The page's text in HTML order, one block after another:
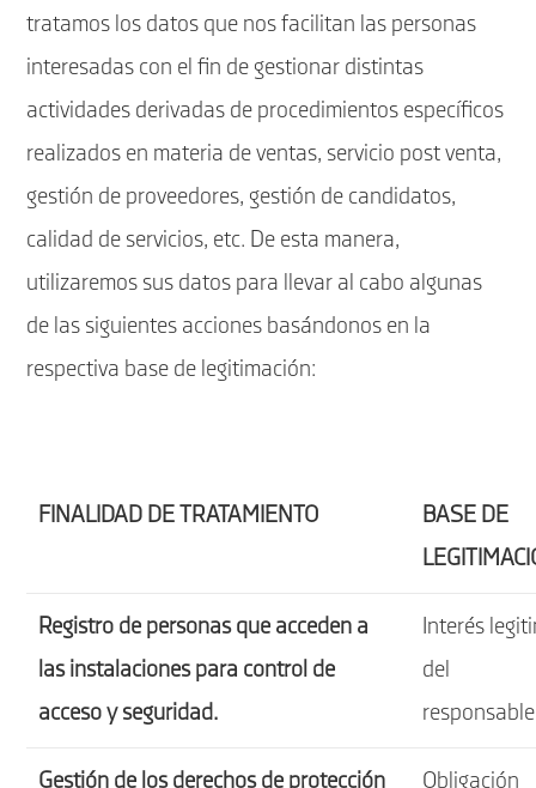
tratamos los datos que nos facilitan las personas
interesadas con el fin de gestionar distintas
actividades derivadas de procedimientos específicos
realizados en materia de ventas, servicio post venta,
gestión de proveedores, gestión de candidatos,
calidad de servicios, etc. De esta manera,
utilizaremos sus datos para llevar al cabo algunas
de las siguientes acciones basándonos en la
respectiva base de legitimación:
FINALIDAD DE TRATAMIENTO
BASE DE
Registro de personas que acceden a
las instalaciones para control de
acceso y seguridad.
Interés
del
responsable
Gestión de los derechos de protección
Obligación